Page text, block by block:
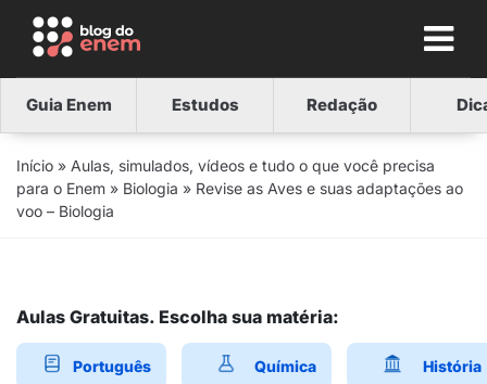
Guia Enem Estudos Redação
Início » Aulas, simulados, vídeos e tudo o que você precisa
para o Enem » Biologia » Revise as Aves e suas adaptações ao
voo – Biologia
Aulas Gratuitas. Escolha sua matéria:
Português Química História